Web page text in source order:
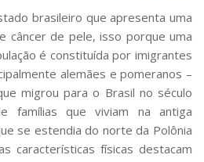
Prevenção
brasileiro que apresenta uma
câncer de pele, isso porque uma
é constituída por imigrantes
alemães e pomeranos –
migrou para o Brasil no século
famílias que viviam na antiga
se estendia do norte da Polônia
características físicas destacam